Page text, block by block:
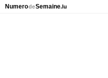
NumerodeSemaine.lu